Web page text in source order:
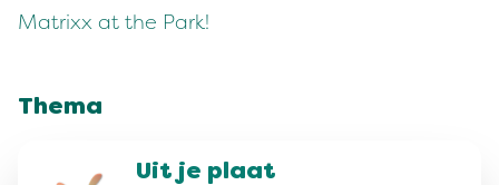
Matrixx at the Park!
Thema
Uit je plaat